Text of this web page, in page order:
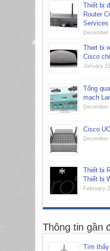
Thiết bị
Router
Services
December
Thiet bi
Cisco
January
Tổng
mạch
December
Cisco
December
Thiết bị
Thiết bị
February
Thông tin gần
Tìm thấy
*
*